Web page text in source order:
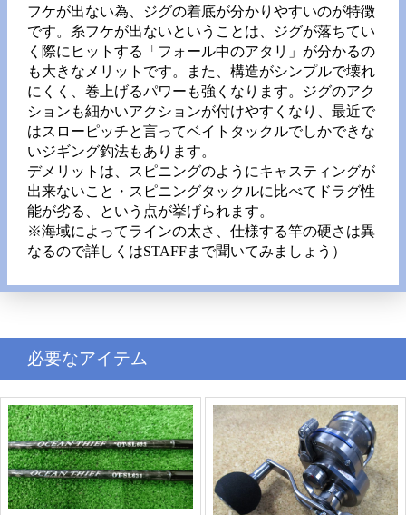
フケが出ない為、ジグの着底が分かりやすいのが特徴
です。糸フケが出ないということは、ジグが落ちてい
く際にヒットする「フォール中のアタリ」が分かるの
も大きなメリットです。また、構造がシンプルで壊れ
にくく、巻上げるパワーも強くなります。ジグのアク
ションも細かいアクションが付けやすくなり、最近で
はスローピッチと言ってベイトタックルでしかできな
いジギング釣法もあります。
デメリットは、スピニングのようにキャスティングが
出来ないこと・スピニングタックルに比べてドラグ性
能が劣る、という点が挙げられます。
※海域によってラインの太さ、仕様する竿の硬さは異
なるので詳しくはSTAFFまで聞いてみましょう）
必要なアイテム